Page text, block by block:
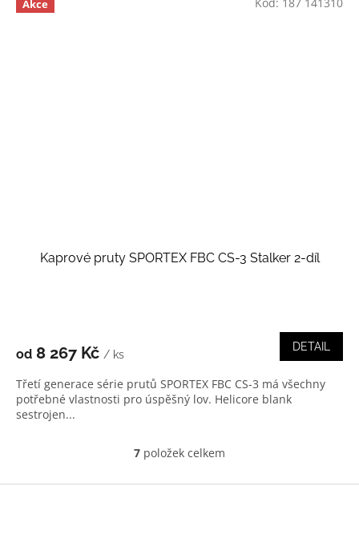
Akce
Kaprové pruty SPORTEX FBC CS-3 Stalker 2-díl
od 8 267 Kč / ks
DETAIL
Třetí generace série prutů SPORTEX FBC CS-3 má všechny
potřebné vlastnosti pro úspěšný lov. Helicore blank
sestrojen...
O
l
7 položek celkem